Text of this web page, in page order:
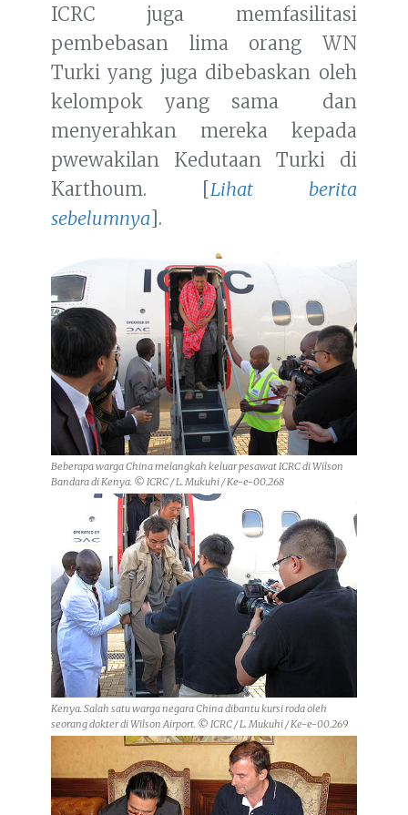
ICRC juga memfasilitasi
pembebasan lima orang WN
Turki yang juga dibebaskan oleh
kelompok yang sama dan
menyerahkan mereka kepada
pwewakilan Kedutaan Turki di
Karthoum. [Lihat berita
sebelumnya ].
Beberapa warga China melangkah keluar pesawat ICRC di Wilson
Bandara di Kenya. © ICRC / L. Mukuhi / Ke-e-00.268
Kenya. Salah satu warga negara China dibantu kursi roda oleh
seorang dokter di Wilson Airport. © ICRC / L. Mukuhi / Ke-e-00.269